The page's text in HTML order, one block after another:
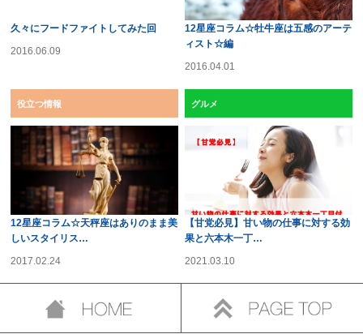
久々にフードファイトしてみた回
2016.06.09
12星座コラム☆牡牛座は五感のアーテ
ィスト☆編
2016.04.01
役立つ情報
12星座コラム☆天秤座はありのまま美
しいスタイリス…
2017.02.24
グルメ
【甘党必見】甘い物の仕事に対する効
果と六本木一丁…
2021.03.10